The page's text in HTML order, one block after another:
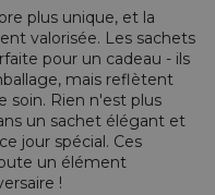
plus unique, et la
valorisée. Les sachets
pour un cadeau - ils
mais reflètent
Rien n'est plus
un sachet élégant et
jour spécial. Ces
un élément
!